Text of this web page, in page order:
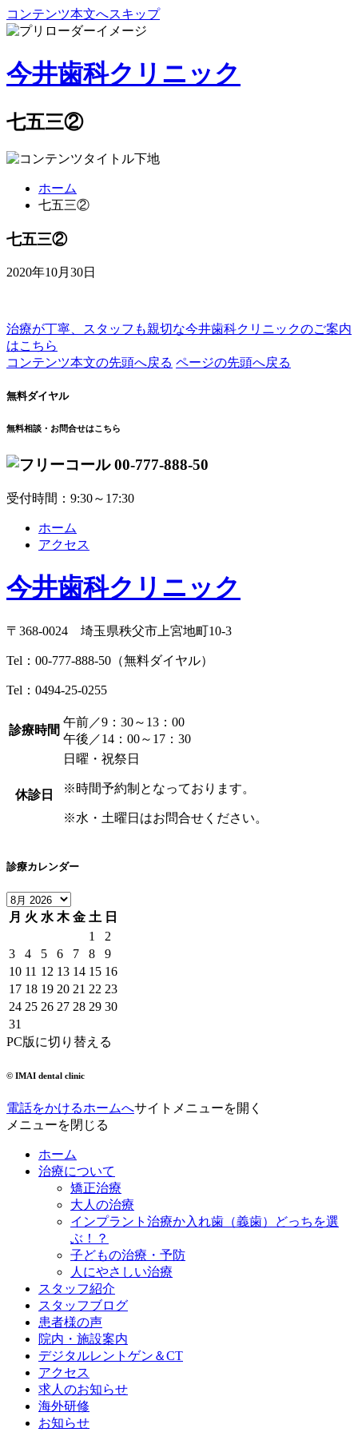
コンテンツ本文へスキップ
今井歯科クリニック
七五三②
ホーム
七五三②
七五三②
2020年10月30日
治療が丁寧、スタッフも親切な今井歯科クリニックのご案内
はこちら
コンテンツ本文の先頭へ戻る ページの先頭へ戻る
無料ダイヤル
無料相談・お問合せはこちら
00-777-888-50
受付時間：9:30～17:30
ホーム
アクセス
今井歯科クリニック
〒368-0024 埼玉県秩父市上宮地町10-3
Tel： 00-777-888-50 （無料ダイヤル）
Tel： 0494-25-0255
診療時間
午前／9：30～13：00
午後／14：00～17：30
休診日
日曜・祝祭日
※時間予約制となっております。
※水・土曜日はお問合せください。
診療カレンダー
月 火 水 木 金 土 日
1
2
3
4 5 6 7 8
9
10 11 12 13 14 15 16
17 18 19 20 21 22 23
24 25 26 27 28 29 30
31
PC版に切り替える
© IMAI dental clinic
電話をかけるホームへサイトメニューを開く
メニューを閉じる
ホーム
治療について
矯正治療
大人の治療
インプラント治療か入れ歯（義歯）どっちを選
ぶ！？
子どもの治療・予防
人にやさしい治療
スタッフ紹介
スタッフブログ
患者様の声
院内・施設案内
デジタルレントゲン＆CT
アクセス
求人のお知らせ
海外研修
お知らせ